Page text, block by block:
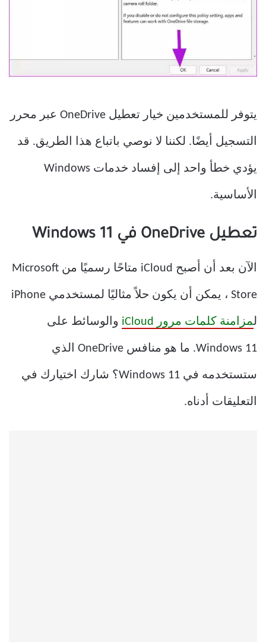
يتوفر للمستخدمين خيار تعطيل OneDrive عبر محرر
التسجيل أيضًا. لكننا لا نوصي باتباع هذا الطريق. قد
يؤدي خطأ واحد إلى إفساد خدمات Windows
الأساسية.
تعطيل OneDrive في Windows 11
الآن بعد أن أصبح iCloud متاحًا رسميًا من Microsoft
Store ، يمكن أن يكون حلاً مثاليًا لمستخدمي iPhone
لمزامنة كلمات مرور iCloud والوسائط على
Windows 11. ما هو منافس OneDrive الذي
ستستخدمه في Windows 11؟ شارك اختيارك في
التعليقات أدناه.